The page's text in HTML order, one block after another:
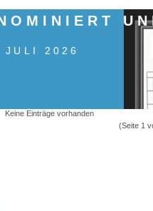
JULI 2026
Keine Einträge vorhanden
(Seite 1